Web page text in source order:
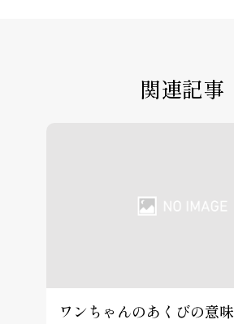
関連記事
ワンちゃんのあくびの意味